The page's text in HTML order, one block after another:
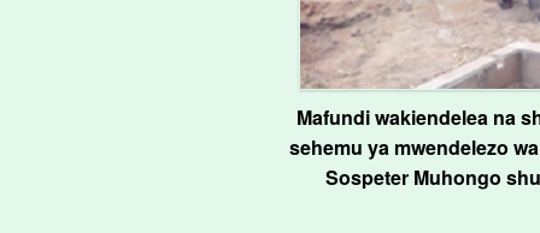
Mafundi wakiendelea na
sehemu ya mwendelezo
Sospeter Muhongo